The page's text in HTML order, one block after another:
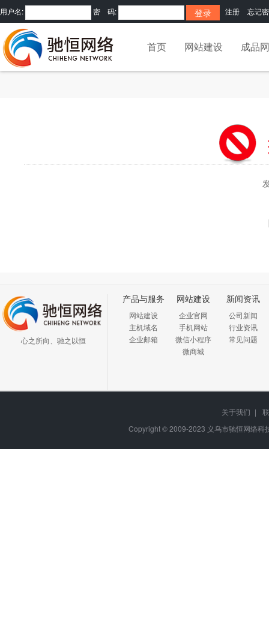
用户名: 密 码: 注册 忘记
首页 网站建设 成品
心之所向、驰之以恒
产品与服务
网站建设
主机域名
企业邮箱
网站建设
企业官网
手机网站
微信小程序
微商城
新闻资讯
公司新闻
行业资讯
常见问题
关于我们 |
Copyright © 2009-2023 义乌市驰恒网络科